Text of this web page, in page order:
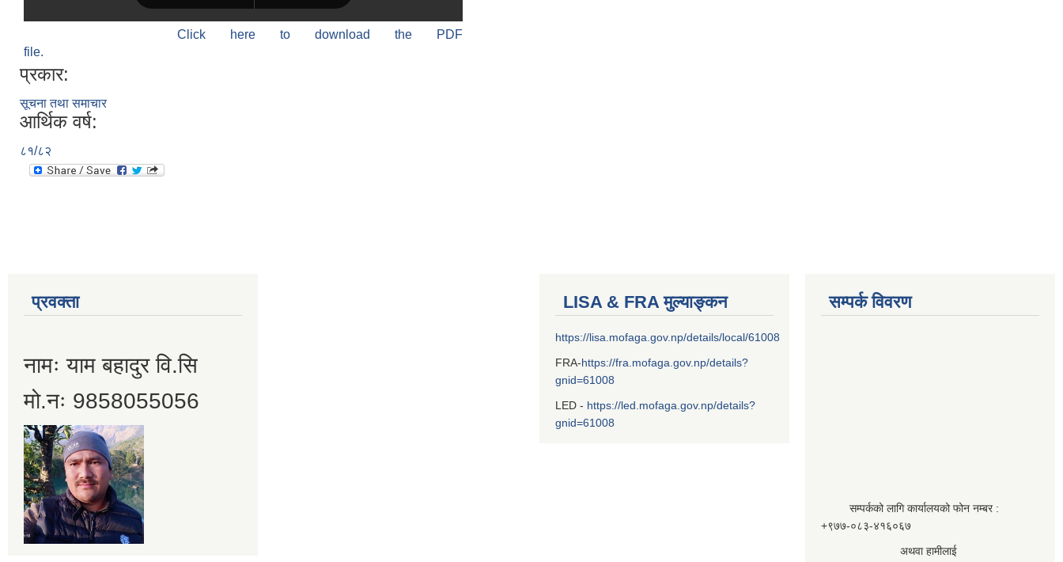
Click here to download the PDF
file.
प्रकार:
सूचना तथा समाचार
आर्थिक वर्ष:
८१/८२
प्रवक्ता
नामः याम बहादुर वि.सि
मो.नः 9858055056
LISA & FRA मुल्याङ्कन
https://lisa.mofaga.gov.np/details/local/61008
FRA-https://fra.mofaga.gov.np/details?
gnid=61008
LED - https://led.mofaga.gov.np/details?
gnid=61008
सम्पर्क विवरण
सम्पर्कको लागि कार्यालयको फोन नम्बर :
+९७७-०८३‍-४१६०६७
अथवा हामीलाई